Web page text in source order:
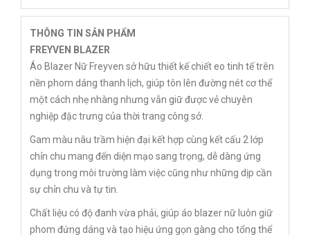
THÔNG TIN SẢN PHẨM
FREYVEN BLAZER
Áo Blazer Nữ Freyven sở hữu thiết kế chiết eo tinh tế trên
nền phom dáng thanh lịch, giúp tôn lên đường nét cơ thể
một cách nhẹ nhàng nhưng vẫn giữ được vẻ chuyên
nghiệp đặc trưng của thời trang công sở.
Gam màu nâu trầm hiện đại kết hợp cùng kết cấu 2 lớp
chỉn chu mang đến diện mạo sang trọng, dễ dàng ứng
dụng trong môi trường làm việc cũng như những dịp cần
sự chỉn chu và tự tin.
Chất liệu có độ đanh vừa phải, giúp áo blazer nữ luôn giữ
phom đứng dáng và tạo hiệu ứng gọn gàng cho tổng thể